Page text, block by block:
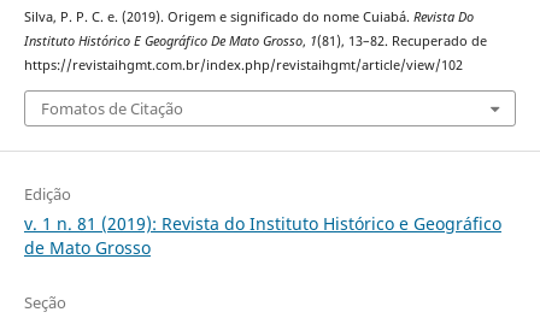
Silva, P. P. C. e. (2019). Origem e significado do nome Cuiabá. Revista Do
Instituto Histórico E Geográfico De Mato Grosso, 1(81), 13–82. Recuperado de
https://revistaihgmt.com.br/index.php/revistaihgmt/article/view/102
Fomatos de Citação
Edição
v. 1 n. 81 (2019): Revista do Instituto Histórico e Geográfico
de Mato Grosso
Seção